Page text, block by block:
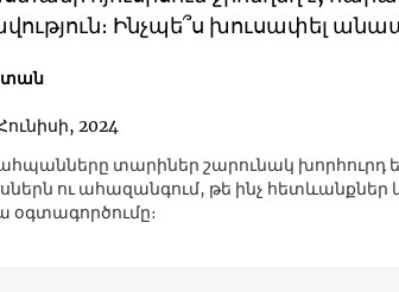
Ինչպե՞ս խուսափել
2024
տարիներ շարունակ խորհուրդ
ու ահազանգում, թե ինչ հետևանքներ